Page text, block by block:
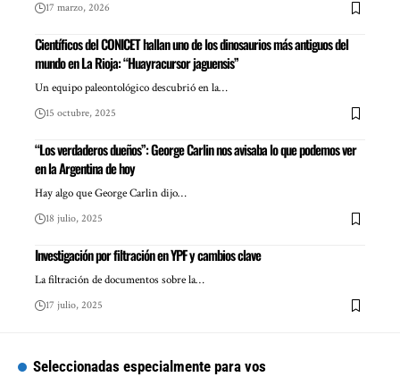
17 marzo, 2026
Científicos del CONICET hallan uno de los dinosaurios más antiguos del
mundo en La Rioja: “Huayracursor jaguensis”
Un equipo paleontológico descubrió en la…
15 octubre, 2025
“Los verdaderos dueños”: George Carlin nos avisaba lo que podemos ver
en la Argentina de hoy
Hay algo que George Carlin dijo…
18 julio, 2025
Investigación por filtración en YPF y cambios clave
La filtración de documentos sobre la…
17 julio, 2025
Seleccionadas especialmente para vos